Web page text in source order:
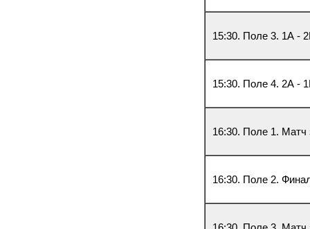
15:30. Поле 3. 1А -
15:30. Поле 4. 2А -
16:30. Поле 1. Матч
16:30. Поле 2.